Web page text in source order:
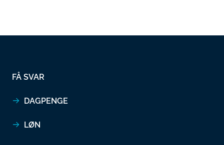
FÅ SVAR
DAGPENGE
LØN